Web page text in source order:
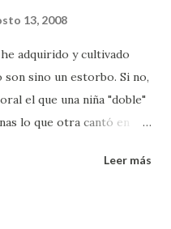
13, 2008
adquirido y cultivado
son sino un estorbo. Si no,
el que una niña "doble"
lo que otra cantó en
hablando un breve
Leer más